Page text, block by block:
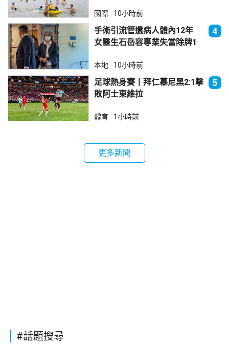
國際 10小時前
手術引流管遺病人體內12年
女醫生石岳容專業失當除牌1
4
本地 10小時前
足球熱身賽丨拜仁慕尼黑2:1擊
敗阿士東維拉
5
體育 1小時前
更多新聞
#話題搜尋